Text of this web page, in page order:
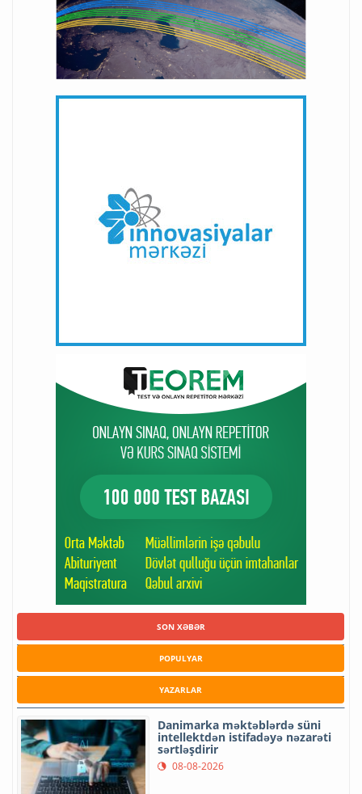
SON XƏBƏR
POPULYAR
YAZARLAR
Danimarka məktəblərdə süni
intellektdən istifadəyə nəzarəti
sərtləşdirir
08-08-2026